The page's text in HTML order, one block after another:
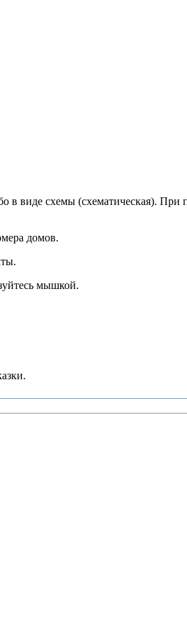
в виде схемы (схематическая).
домов.
мышкой.